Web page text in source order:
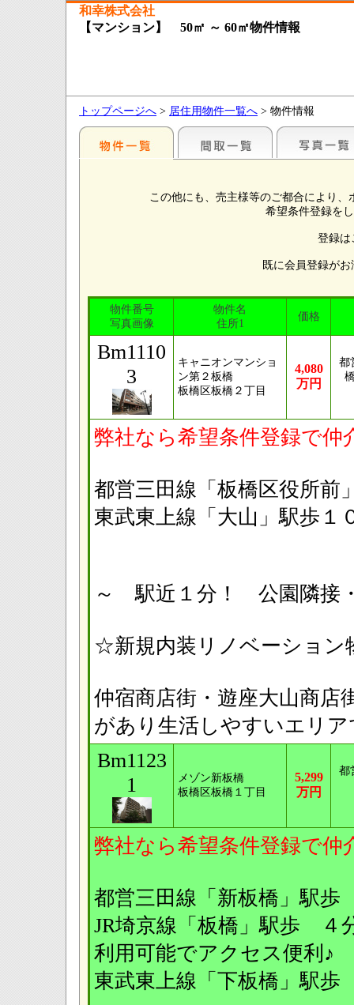
和幸株式会社
【マンション】 50㎡ ～ 60㎡物件情報
トップページへ > 居住用物件一覧へ > 物件情報
この他にも、売主様等のご都合により
希望条件登録を
登録
既に会員登録が
物件番号
写真画像
物件名
住所1
価格
Bm1110
3
キャニオンマンショ
ン第２板橋
板橋区板橋２丁目
4,080
万円
都
弊社なら希望条件登録で仲
都営三田線「板橋区役所
東武東上線「大山」駅歩１
～ 駅近１分！ 公園隣接
☆新規内装リノベーション
仲宿商店街・遊座大山商店
があり生活しやすいエリア
Bm1123
1
メゾン新板橋
板橋区板橋１丁目
5,299
万円
都
弊社なら希望条件登録で仲
都営三田線「新板橋」駅
JR埼京線「板橋」
利用可能でアクセス便利♪
東武東上線「下板橋」駅